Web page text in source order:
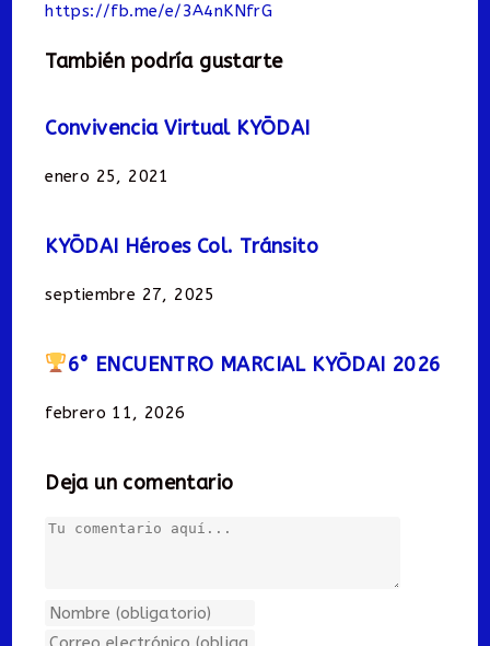
https://fb.me/e/3A4nKNfrG
También podría gustarte
Convivencia Virtual KYŌDAI
enero 25, 2021
KYŌDAI Héroes Col. Tránsito
septiembre 27, 2025
6° ENCUENTRO MARCIAL KYŌDAI 2026
febrero 11, 2026
Deja un comentario
Comentario
Introduce
tu
Introduce